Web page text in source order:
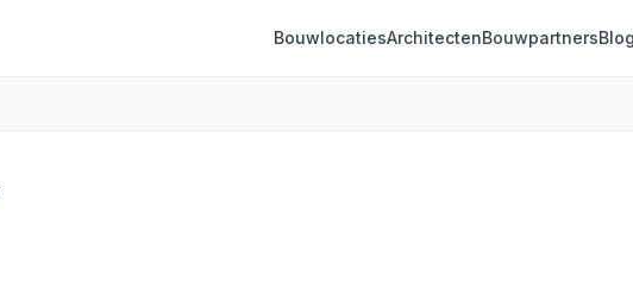
BouwlocatiesArchitectenBouwpartners